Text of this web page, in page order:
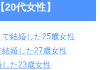
代女性】
結婚した25歳女性
婚した27歳女性
た23歳女性